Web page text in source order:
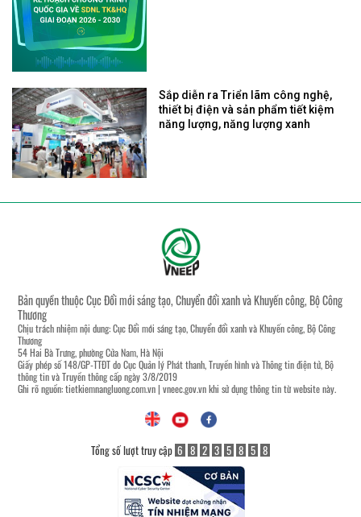
Sắp diễn ra Triển lãm công nghệ,
thiết bị điện và sản phẩm tiết kiệm
năng lượng, năng lượng xanh
Bản quyền thuộc Cục Đổi mới sáng tạo, Chuyển đổi xanh và Khuyến công, Bộ Công
Thương
Chịu trách nhiệm nội dung: Cục Đổi mới sáng tạo, Chuyển đổi xanh và Khuyến công, Bộ Công
Thương
54 Hai Bà Trưng, phường Cửa Nam, Hà Nội
Giấy phép số 148/GP-TTĐT do Cục Quản lý Phát thanh, Truyền hình và Thông tin điện tử, Bộ
thông tin và Truyền thông cấp ngày 3/8/2019
Ghi rõ nguồn:tietkiemnangluong.com.vn| vneec.gov.vnkhi sử dụng thông tin từ website này.
Tổng số lượt truy cập 6 8 2 3 5 8 5 8